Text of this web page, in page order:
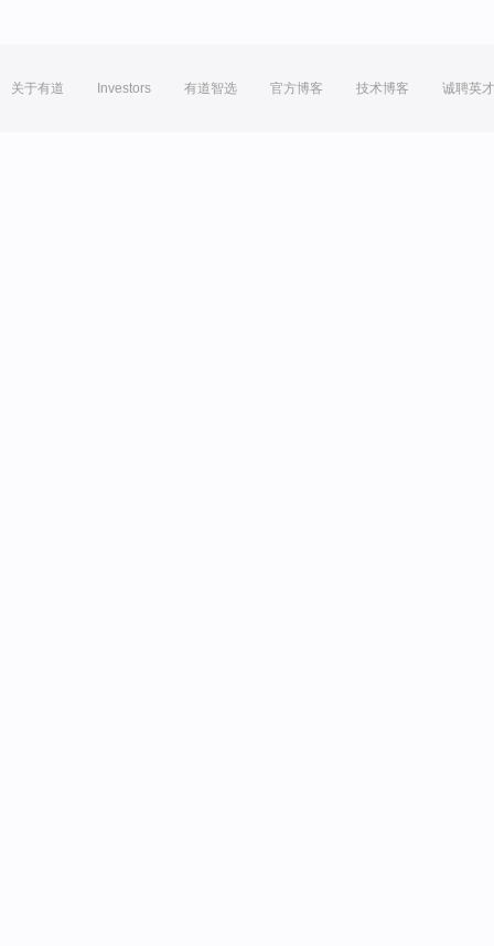
关于有道 Investors 有道智选 官方博客 技术博客 诚聘英才